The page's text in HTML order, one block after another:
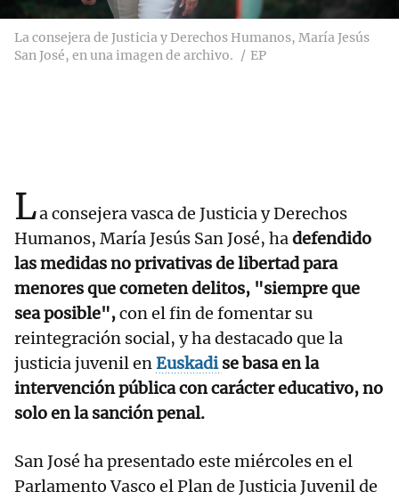
La consejera de Justicia y Derechos Humanos, María Jesús
San José, en una imagen de archivo.
EP
La consejera vasca de Justicia y Derechos
Humanos, María Jesús San José, hadefendido
las medidas no privativas de libertad para
menores que cometen delitos, "siempre que
sea posible",con el fin de fomentar su
reintegración social, y ha destacado que la
justicia juvenil enEuskadise basa en la
intervención pública con carácter educativo, no
solo en la sanción penal.
San José ha presentado este miércoles en el
Parlamento Vasco el Plan de Justicia Juvenil de